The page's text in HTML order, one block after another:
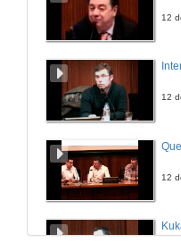
12
12
12